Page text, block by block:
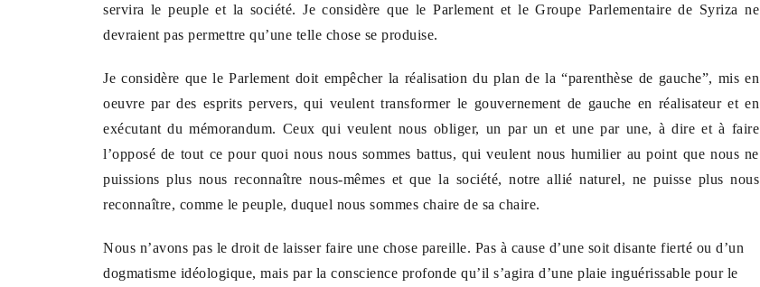
servira le peuple et la société. Je considère que le Parlement et le Groupe Parlementaire de Syriza ne
devraient pas permettre qu’une telle chose se produise.
Je considère que le Parlement doit empêcher la réalisation du plan de la “parenthèse de gauche”, mis en
oeuvre par des esprits pervers, qui veulent transformer le gouvernement de gauche en réalisateur et en
exécutant du mémorandum. Ceux qui veulent nous obliger, un par un et une par une, à dire et à faire
l’opposé de tout ce pour quoi nous nous sommes battus, qui veulent nous humilier au point que nous ne
puissions plus nous reconnaître nous-mêmes et que la société, notre allié naturel, ne puisse plus nous
reconnaître, comme le peuple, duquel nous sommes chaire de sa chaire.
Nous n’avons pas le droit de laisser faire une chose pareille. Pas à cause d’une soit disante fierté ou d’un
dogmatisme idéologique, mais par la conscience profonde qu’il s’agira d’une plaie inguérissable pour le